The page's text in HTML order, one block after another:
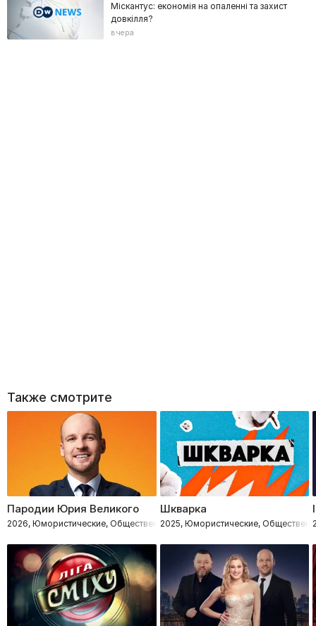
Міскантус: економія на опаленні та захист
довкілля?
вчера
Также смотрите
Пародии Юрия Великого
2026, Юмористические, Общественно-политическое
Шкварка
2025, Юмористические,